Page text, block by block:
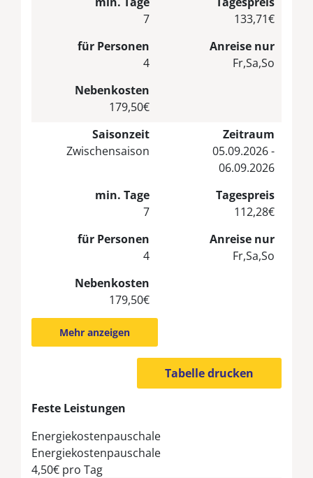
7
133,71€
für Personen
4
Anreise nur
Fr,Sa,So
Nebenkosten
179,50€
Saisonzeit
Zwischensaison
Zeitraum
05.09.2026 -
06.09.2026
min. Tage
7
Tagespreis
112,28€
für Personen
4
Anreise nur
Fr,Sa,So
Nebenkosten
179,50€
Mehr anzeigen
Tabelle drucken
Feste Leistungen
Energiekostenpauschale
Energiekostenpauschale
4,50€ pro Tag